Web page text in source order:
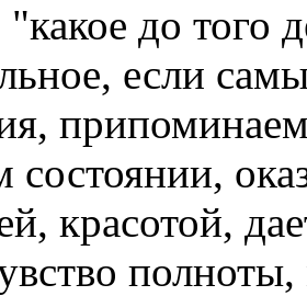
до того
если
состоянии,
красотой,